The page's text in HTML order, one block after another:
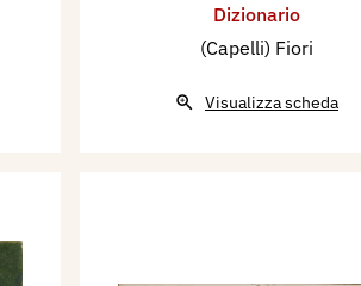
Dizionario
(Capelli) Fiori
Visualizza scheda